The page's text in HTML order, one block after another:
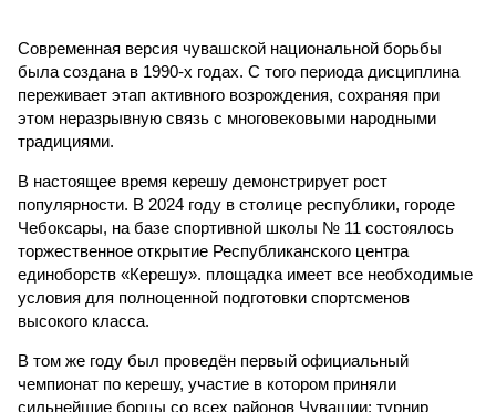
Современная версия чувашской национальной борьбы
была создана в 1990-х годах. С того периода дисциплина
переживает этап активного возрождения, сохраняя при
этом неразрывную связь с многовековыми народными
традициями.
В настоящее время керешу демонстрирует рост
популярности. В 2024 году в столице республики, городе
Чебоксары, на базе спортивной школы № 11 состоялось
торжественное открытие Республиканского центра
единоборств «Керешу». площадка имеет все необходимые
условия для полноценной подготовки спортсменов
высокого класса.
В том же году был проведён первый официальный
чемпионат по керешу, участие в котором приняли
сильнейшие борцы со всех районов Чувашии; турнир